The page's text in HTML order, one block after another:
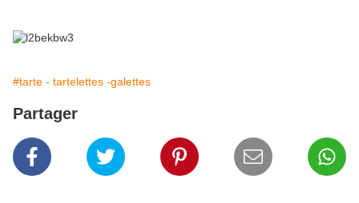
#tarte - tartelettes -galettes
Partager